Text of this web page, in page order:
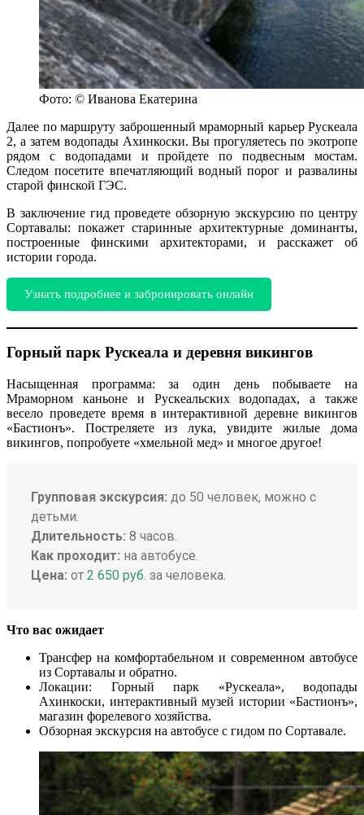
Фото: © Иванова Екатерина
Далее по маршруту заброшенный мраморный карьер Рускеала
2, а затем водопады Ахинкоски. Вы прогуляетесь по экотропе
рядом с водопадами и пройдете по подвесным мостам.
Следом посетите впечатляющий водный порог и развалины
старой финской ГЭС.
В заключение гид проведете обзорную экскурсию по центру
Сортавалы: покажет старинные архитектурные доминанты,
построенные финскими архитекторами, и расскажет об
истории города.
Узнать подробнее и забронировать онлайн
Горный парк Рускеала и деревня викингов
Насыщенная программа: за один день побываете на
Мраморном каньоне и Рускеальских водопадах, а также
весело проведете время в интерактивной деревне викингов
«Бастионъ». Постреляете из лука, увидите жилые дома
викингов, попробуете «хмельной мед» и многое другое!
Групповая экскурсия: до 50 человек, можно с
детьми.
Длительность: 8 часов.
Как проходит: на автобусе.
Цена: от 2 650 руб. за человека.
Что вас ожидает
Трансфер на комфортабельном и современном автобусе
из Сортавалы и обратно.
Локации: Горный парк «Рускеала», водопады
Ахинкоски, интерактивный музей истории «Бастионъ»,
магазин форелевого хозяйства.
Обзорная экскурсия на автобусе с гидом по Сортавале.